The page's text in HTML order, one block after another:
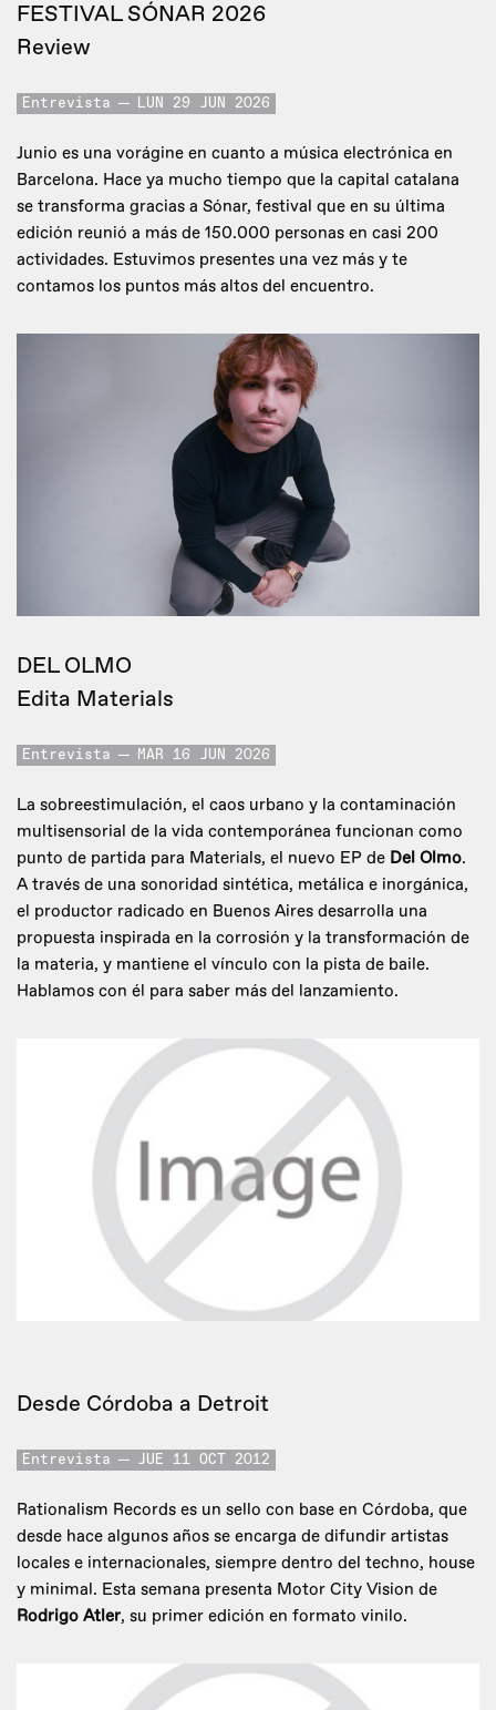
FESTIVAL SÓNAR 2026
Review
Entrevista LUN 29 JUN 2026
Junio es una vorágine en cuanto a música electrónica en
Barcelona. Hace ya mucho tiempo que la capital catalana
se transforma gracias a Sónar, festival que en su última
edición reunió a más de 150.000 personas en casi 200
actividades. Estuvimos presentes una vez más y te
contamos los puntos más altos del encuentro.
DEL OLMO
Edita Materials
Entrevista MAR 16 JUN 2026
La sobreestimulación, el caos urbano y la contaminación
multisensorial de la vida contemporánea funcionan como
punto de partida para Materials, el nuevo EP de Del Olmo.
A través de una sonoridad sintética, metálica e inorgánica,
el productor radicado en Buenos Aires desarrolla una
propuesta inspirada en la corrosión y la transformación de
la materia, y mantiene el vínculo con la pista de baile.
Hablamos con él para saber más del lanzamiento.
Desde Córdoba a Detroit
Entrevista JUE 11 OCT 2012
Rationalism Records es un sello con base en Córdoba, que
desde hace algunos años se encarga de difundir artistas
locales e internacionales, siempre dentro del techno, house
y minimal. Esta semana presenta Motor City Vision de
Rodrigo Atler, su primer edición en formato vinilo.